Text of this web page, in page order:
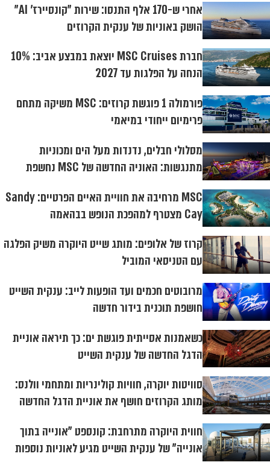
אחרי ש-170 אלף התנסו: שירות "קונסיירז' AI"
הושק באוניות של ענקית הקרוזים
חברת MSC Cruises יוצאת במבצע אביב: 10%
הנחה על הפלגות עד 2027
פורמולה 1 פוגשת קרוזים: MSC משיקה מתחם
פרימיום ייחודי במיאמי
מסלולי חבלים, נדנדות מעל הים ומכוניות
מתנגשות: האוניה החדשה של MSC נחשפת
MSC מרחיבה את חוויית האיים הפרטיים: Sandy
Cay מצטרף למהפכת הנופש בבהאמה
קרוז של אלופים: מותג שייט היוקרה משיק הפלגה
עם הטניסאי המוביל
מרובוטים חכמים ועד הופעות לייב: ענקית השייט
חושפת תוכנית בידור חדשה
כשאמנות אסייתית פוגשת ים: כך תיראה אוניית
הדגל החדשה של ענקית השייט
סוויטות יוקרה, חוויות קולינריות ומתחמי וולנס:
מותג הקרוזים חושף את אוניית הדגל החדשה
חווית היוקרה מתרחבת: קונספט "אונייה בתוך
אונייה" של ענקית השייט מגיע לאוניות נוספות